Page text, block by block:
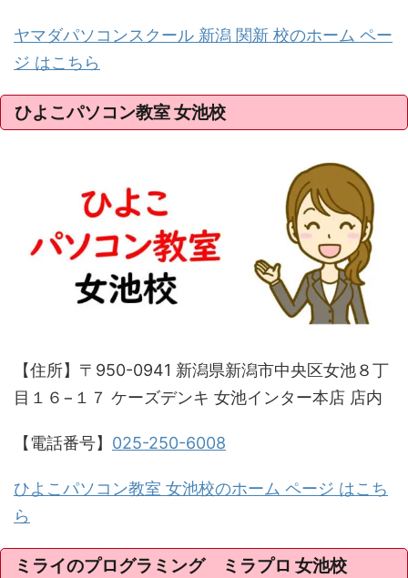
ヤマダパソコンスクール 新潟 関新 校のホーム ペー
ジ はこちら
ひよこパソコン教室 女池校
【住所】〒950-0941 新潟県新潟市中央区女池８丁
目１６−１７ ケーズデンキ 女池インター本店 店内
【電話番号】 025-250-6008
ひよこパソコン教室 女池校のホーム ページ はこち
ら
ミライのプログラミング ミラプロ 女池校